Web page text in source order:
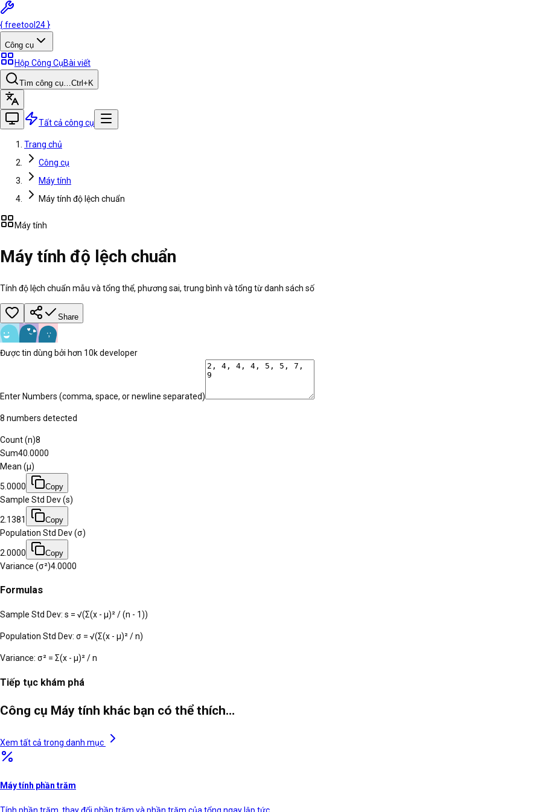
{freetool 24 }
Công cụ
Hộp Công CụBài viết
Tìm công cụ…Ctrl +K
Tất cả công cụ
Trang chủ
Công cụ
Máy tính
Máy tính độ lệch chuẩn
Máy tính
Máy tính độ lệch chuẩn
Tính độ lệch chuẩn mẫu và tổng thể, phương sai, trung bình và tổng từ danh sách số
Share
Được tin dùng bởi hơn 10k developer
Enter Numbers (comma, space, or newline separated)
8 numbers detected
Count (n)8
Sum40.0000
Mean (μ)
5.0000 Copy
Sample Std Dev (s)
2.1381 Copy
Population Std Dev (σ)
2.0000 Copy
Variance (σ²)4.0000
Formulas
Sample Std Dev: s = √(Σ(x - μ)² / (n - 1))
Population Std Dev: σ = √(Σ(x - μ)² / n)
Variance: σ² = Σ(x - μ)² / n
Tiếp tục khám phá
Công cụ Máy tính khác bạn có thể thích…
Xem tất cả trong danh mục
Máy tính phần trăm
Tính phần trăm, thay đổi phần trăm và phần trăm của tổng ngay lập tức